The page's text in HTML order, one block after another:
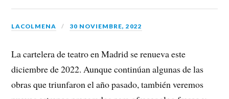
LACOLMENA 30 NOVIEMBRE, 2022
La cartelera de teatro en Madrid se renueva este
diciembre de 2022. Aunque continúan algunas de las
obras que triunfaron el año pasado, también veremos